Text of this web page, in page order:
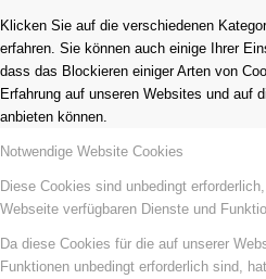
Klicken Sie auf die verschiedenen
erfahren. Sie können auch einige Ihrer
dass das Blockieren einiger Arten von
Erfahrung auf unseren Websites und auf
anbieten können.
Notwendige Website Cookies
Diese Cookies sind unbedingt
Webseite verfügbaren Dienste und
Da diese Cookies für die auf unserer
Funktionen unbedingt erforderlich sind,